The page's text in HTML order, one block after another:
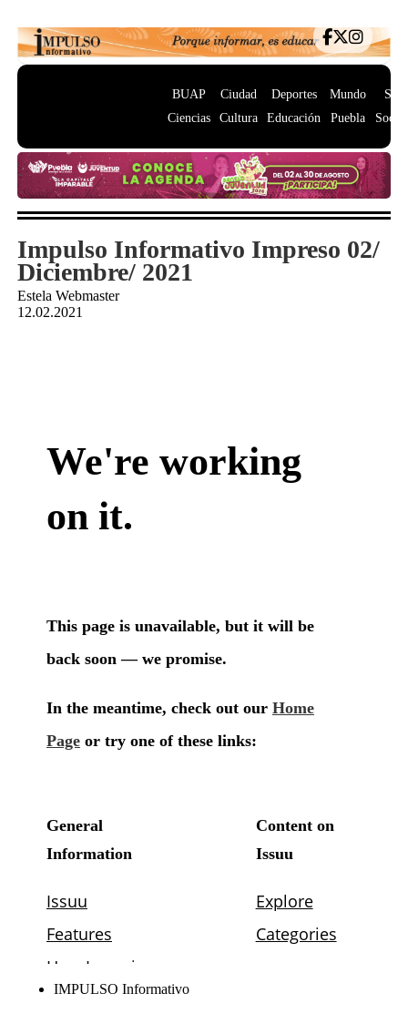
BUAP
Ciencias
Ciudad
Cultura
Deportes
Educación
Mundo
Puebla
Impulso Informativo Impreso 02/
Diciembre/ 2021
Estela Webmaster
12.02.2021
IMPULSO Informativo